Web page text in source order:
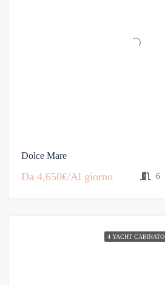
Dolce Mare
Da 4,650€/Al giorno 6
4 YACHT CABINATO